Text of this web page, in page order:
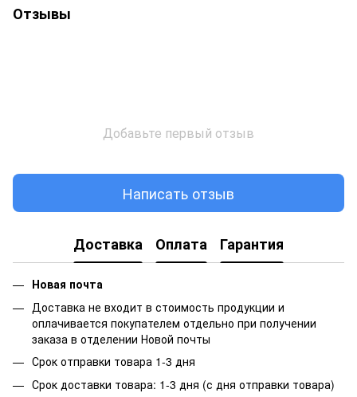
Отзывы
Добавьте первый отзыв
Написать отзыв
Доставка Оплата Гарантия
Новая почта
Доставка не входит в стоимость продукции и
оплачивается покупателем отдельно при получении
заказа в отделении Новой почты
Срок отправки товара 1-3 дня
Срок доставки товара: 1-3 дня (с дня отправки товара)